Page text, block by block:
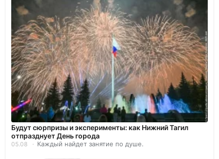
Будут сюрпризы и эксперименты: как Нижний Тагил
отпразднует День города
05.08 Каждый найдет занятие по душе.